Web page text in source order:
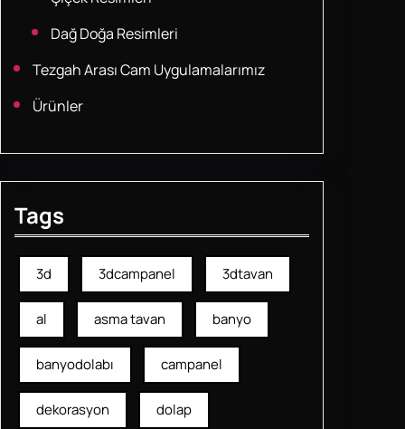
Dağ Doğa Resimleri
Tezgah Arası Cam Uygulamalarımız
Ürünler
Tags
3d 3dcampanel 3dtavan
al asma tavan banyo
banyodolabı campanel
dekorasyon dolap